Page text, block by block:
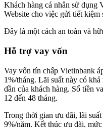
Khách hàng cá nhân sử dụng
Website cho việc gửi tiết kiệm
Đây là một cách an toàn và
Hỗ trợ vay vốn
Vay vốn tín chấp Vietinbank
1%/tháng. Lãi suất này có
dần của khách hàng. Số tiền
12 đến 48 tháng.
Trong thời gian ưu đãi, lãi
9%/năm. Kết thúc ưu đãi,